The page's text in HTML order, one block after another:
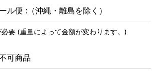
ル便 :（沖縄・離島を除く）
要 (重量によって金額が変わります。)
可商品